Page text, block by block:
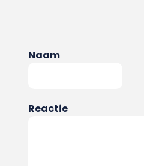
Naam
Reactie